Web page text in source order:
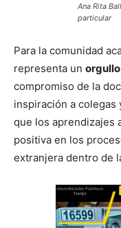
Ana Rita
particular
Para la comunidad
representa un
compromiso de la
inspiración a colegas
que los aprendizajes
positiva en los
extranjera dentro de